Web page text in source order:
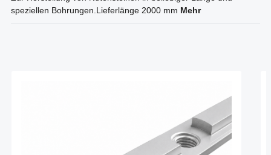
speziellen Bohrungen.Lieferlänge 2000 mm Mehr